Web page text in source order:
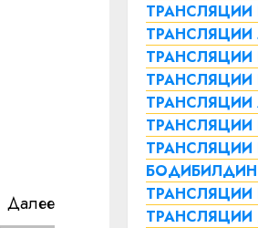
Далее
ТРАНСЛЯЦИИ
ТРАНСЛЯЦИИ
ТРАНСЛЯЦИИ
ТРАНСЛЯЦИИ
ТРАНСЛЯЦИИ